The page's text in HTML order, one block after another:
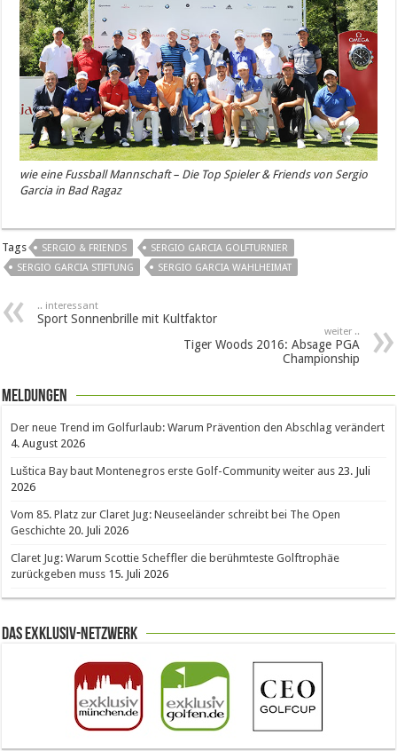
wie eine Fussball Mannschaft – Die Top Spieler & Friends von Sergio
Garcia in Bad Ragaz
Tags SERGIO & FRIENDS
SERGIO GARCIA GOLFTURNIER
SERGIO GARCIA STIFTUNG
SERGIO GARCIA WAHLHEIMAT
.. interessant
Sport Sonnenbrille mit Kultfaktor
weiter ..
Tiger Woods 2016: Absage PGA
Championship
Meldungen
Der neue Trend im Golfurlaub: Warum Prävention den Abschlag verändert
4. August 2026
Luštica Bay baut Montenegros erste Golf-Community weiter aus 23. Juli
2026
Vom 85. Platz zur Claret Jug: Neuseeländer schreibt bei The Open
Geschichte 20. Juli 2026
Claret Jug: Warum Scottie Scheffler die berühmteste Golftrophäe
zurückgeben muss 15. Juli 2026
Das Exklusiv-Netzwerk